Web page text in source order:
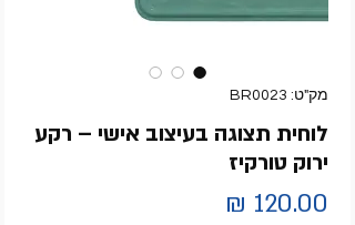
מק"ט: BR0023
לוחית תצוגה בעיצוב אישי – רקע
ירוק טורקיז